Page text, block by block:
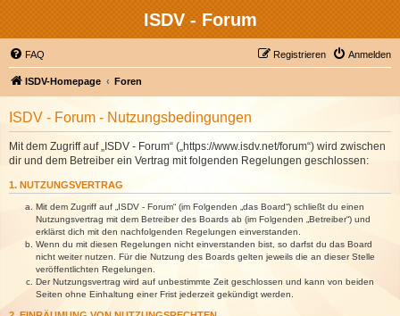
ISDV - Forum
FAQ Anmelden
Registrieren
ISDV-Homepage Foren
ISDV - Forum - Nutzungsbedingungen
Mit dem Zugriff auf „ISDV - Forum“ („https://www.isdv.net/forum“) wird zwischen
dir und dem Betreiber ein Vertrag mit folgenden Regelungen geschlossen:
1. NUTZUNGSVERTRAG
Mit dem Zugriff auf „ISDV - Forum“ (im Folgenden „das Board“) schließt du einen
Nutzungsvertrag mit dem Betreiber des Boards ab (im Folgenden „Betreiber“) und
erklärst dich mit den nachfolgenden Regelungen einverstanden.
Wenn du mit diesen Regelungen nicht einverstanden bist, so darfst du das Board
nicht weiter nutzen. Für die Nutzung des Boards gelten jeweils die an dieser Stelle
veröffentlichten Regelungen.
Der Nutzungsvertrag wird auf unbestimmte Zeit geschlossen und kann von beiden
Seiten ohne Einhaltung einer Frist jederzeit gekündigt werden.